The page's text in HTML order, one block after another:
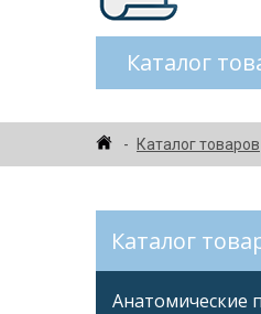
Каталог
Каталог товаров
Каталог
Анатомические